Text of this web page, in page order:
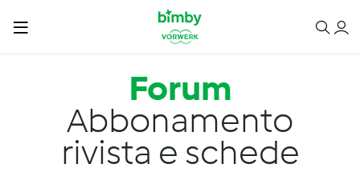
Salta al contenuto principale
Forum
Abbonamento
rivista e schede